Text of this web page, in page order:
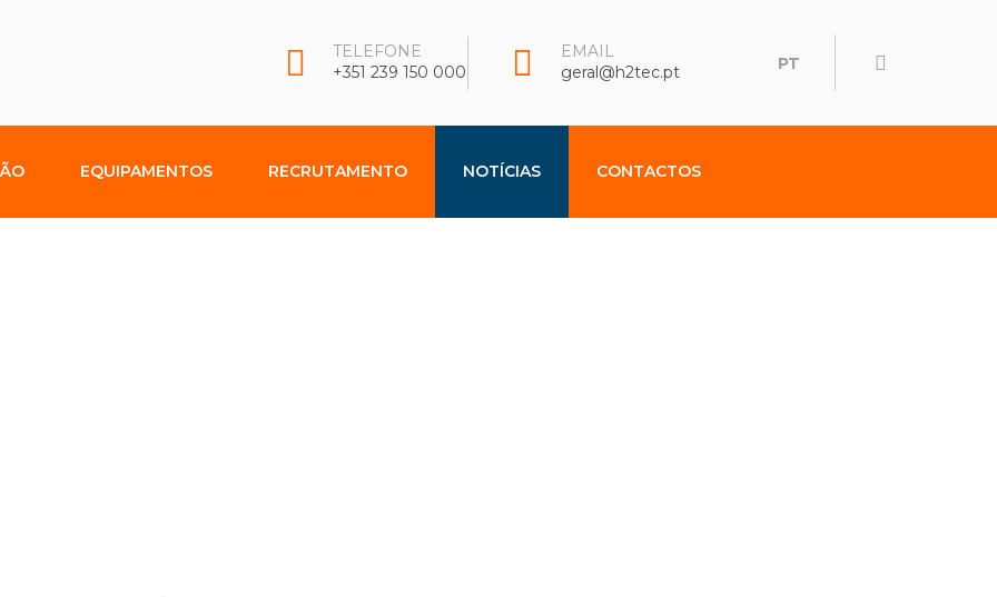
TELEFONE
+351 239 150 000
EMAIL
geral@h2tec.pt
PT
EQUIPAMENTOS RECRUTAMENTO NOTÍCIAS CONTACTOS